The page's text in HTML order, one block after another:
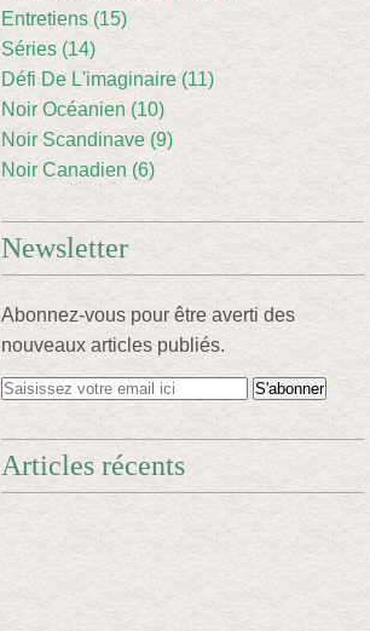
Entretiens (15)
Séries (14)
Défi De L'imaginaire (11)
Noir Océanien (10)
Noir Scandinave (9)
Noir Canadien (6)
Newsletter
Abonnez-vous pour être averti des
nouveaux articles publiés.
Articles récents